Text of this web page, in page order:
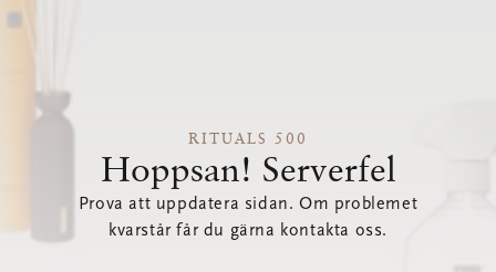
RITUALS 500
Hoppsan! Serverfel
Prova att uppdatera sidan. Om problemet
kvarstår får du gärna kontakta oss.